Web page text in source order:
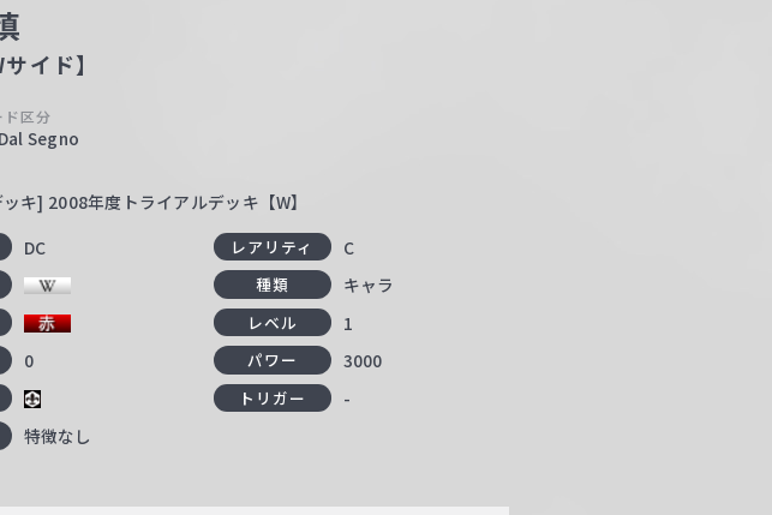
イド】
区分
Segno
キ] 2008年度トライアルデッキ【W】
DC レアリティ C
種類 キャラ
レベル 1
0 パワー 3000
トリガー -
特徴なし